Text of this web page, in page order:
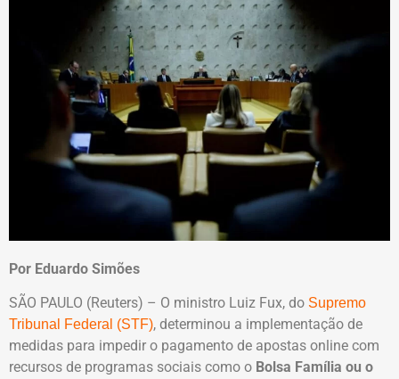
Por Eduardo Simões
SÃO PAULO (Reuters) – O ministro Luiz Fux, do Supremo
Tribunal Federal (STF), determinou a implementação de
medidas para impedir o pagamento de apostas online com
recursos de programas sociais como o Bolsa Família ou o